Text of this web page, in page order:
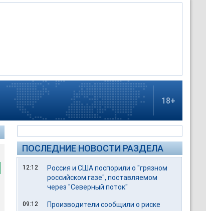
18+
ПОСЛЕДНИЕ НОВОСТИ РАЗДЕЛА
12:12
Россия и США поспорили о "грязном
российском газе", поставляемом
через "Северный поток"
09:12
Производители сообщили о риске